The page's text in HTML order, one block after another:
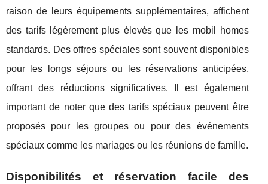
raison de leurs équipements supplémentaires, affichent
des tarifs légèrement plus élevés que les mobil homes
standards. Des offres spéciales sont souvent disponibles
pour les longs séjours ou les réservations anticipées,
offrant des réductions significatives. Il est également
important de noter que des tarifs spéciaux peuvent être
proposés pour les groupes ou pour des événements
spéciaux comme les mariages ou les réunions de famille.
Disponibilités et réservation facile des